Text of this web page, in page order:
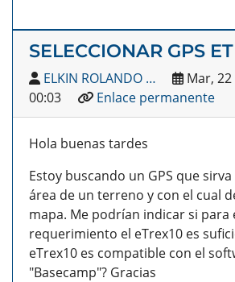
SELECCIONAR GPS
ELKIN ROLANDO …
Mar,
00:03
Enlace permanente
Hola buenas tardes
Estoy buscando un GPS que
área de un terreno y con el cual
mapa. Me podrían indicar si para
requerimiento el eTrex10 es
eTrex10 es compatible con el
"Basecamp"? Gracias